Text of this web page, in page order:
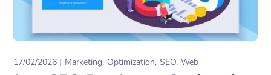
17/02/2026 Marketing Optimization SEO Web